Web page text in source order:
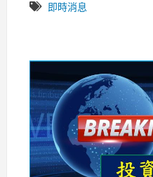
即時消息